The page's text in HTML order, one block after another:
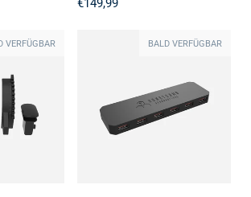
€149,99
VERFÜGBAR BALD VERFÜGBAR